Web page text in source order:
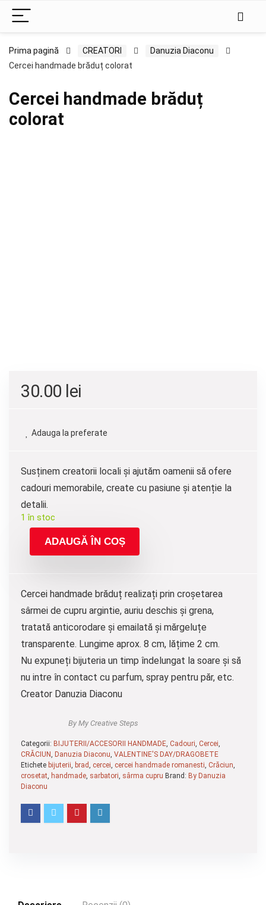
Prima pagină CREATORI
Danuzia Diaconu
Cercei handmade brăduț colorat
Cercei handmade brăduț
colorat
30.00 lei
Adauga la preferate
Susținem creatorii locali și ajutăm oamenii să ofere
cadouri memorabile, create cu pasiune și atenție la
detalii.
1 în stoc
ADAUGĂ ÎN COȘ
Cercei handmade brăduț realizați prin croșetarea
sârmei de cupru argintie, auriu deschis și grena,
tratată anticorodare și emailată și mărgeluțe
transparente. Lungime aprox. 8 cm, lățime 2 cm.
Nu expuneți bijuteria un timp îndelungat la soare și să
nu intre în contact cu parfum, spray pentru păr, etc.
Creator Danuzia Diaconu
By My Creative Steps
Categorii: BIJUTERII/ACCESORII HANDMADE, Cadouri, Cercei,
CRĂCIUN, Danuzia Diaconu, VALENTINE'S DAY/DRAGOBETE
Etichete bijuterii, brad, cercei, cercei handmade romanesti, Crăciun,
crosetat, handmade, sarbatori, sârma cupru Brand: By Danuzia
Diaconu